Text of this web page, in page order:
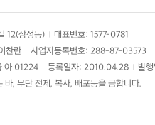
12(삼성동)
대표번호: 1577-0781
찬란
사업자등록번호: 288-87-03573
아 01224 등록일자: 2010.04.28
발
, 무단 전제, 복사, 배포등을 금합니다.